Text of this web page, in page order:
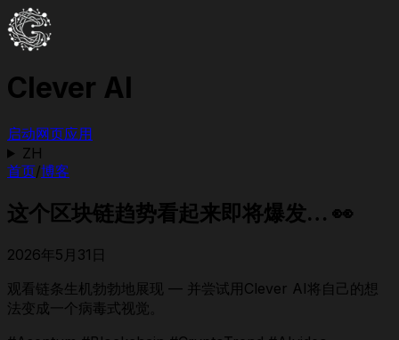
Clever AI
启动网页应用
ZH
首页/博客
这个区块链趋势看起来即将爆发… 👀
2026年5月31日
观看链条生机勃勃地展现 — 并尝试用Clever AI将自己的想
法变成一个病毒式视觉。